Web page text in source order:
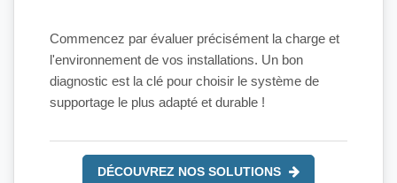
Commencez par évaluer précisément la charge et
l'environnement de vos installations. Un bon
diagnostic est la clé pour choisir le système de
supportage le plus adapté et durable !
DÉCOUVREZ NOS SOLUTIONS